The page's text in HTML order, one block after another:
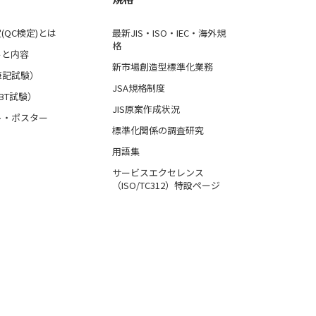
検定)とは
内容
試験）
試験）
ポスター
最新JIS・ISO・IEC・海外規
格
新市場創造型標準化業務
JSA規格制度
JIS原案作成状況
標準化関係の調査研究
用語集
サービスエクセレンス
（ISO/TC312）特設ページ